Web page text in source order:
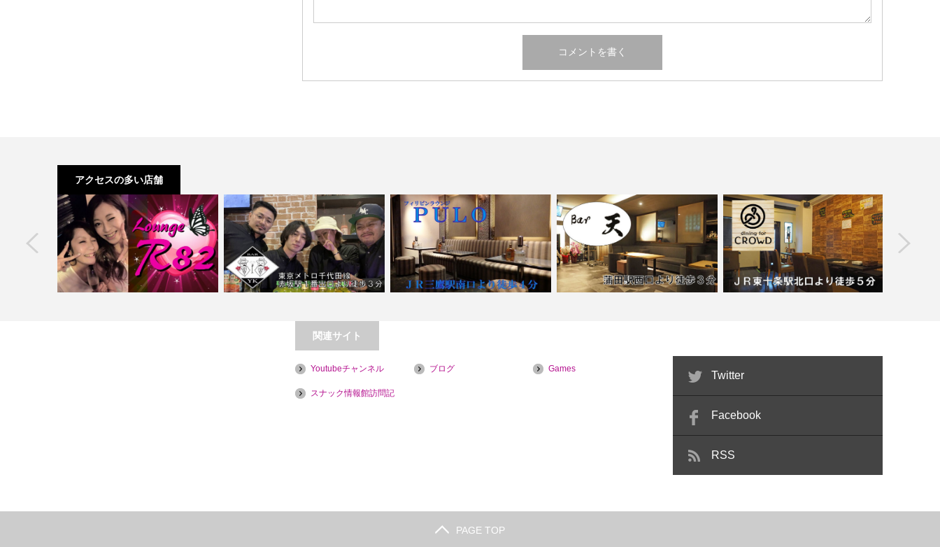
アクセスの多い店舗
【赤坂】Bar YK 赤坂店【喫煙目的店】 【三鷹】フィリピンラウンジ PULO 【蒲田】Bar 天【喫煙目的店】
【東十条】dining for CROWD【喫煙目
関連サイト
Youtubeチャンネル ブログ Games
スナック情報館訪問記
Twitter
Facebook
RSS
PAGE TOP